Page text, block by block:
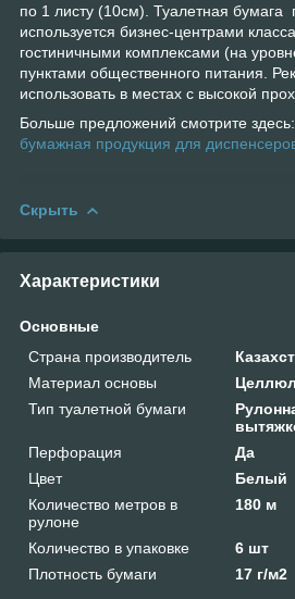
по 1 листу (10см). Туалетная бумага
используется бизнес-центрами
гостиничными комплексами (на
пунктами общественного питания.
использовать в местах с высокой
Больше предложений смотрите
бумажная продукция для
Скрыть
Характеристики
Основные
Страна производитель
Материал основы
Тип туалетной бумаги
Перфорация
Да
Цвет
Белый
Количество метров в
рулоне
180 м
Количество в упаковке
6 шт
Плотность бумаги
17 г/м2